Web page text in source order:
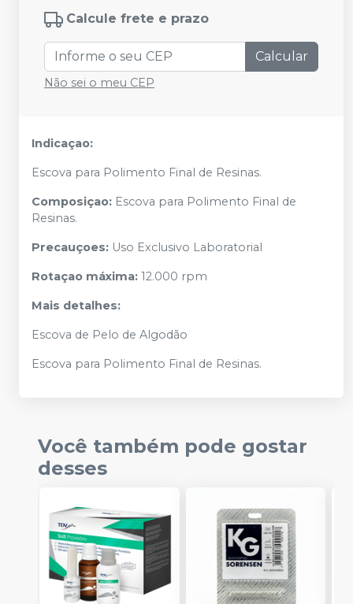
Calcule frete e prazo
Calcular
Não sei o meu CEP
Indicaçao:
Escova para Polimento Final de Resinas.
Composiçao: Escova para Polimento Final de
Resinas.
Precauçoes: Uso Exclusivo Laboratorial
Rotaçao máxima: 12.000 rpm
Mais detalhes:
Escova de Pelo de Algodão
Escova para Polimento Final de Resinas.
Você também pode gostar
desses